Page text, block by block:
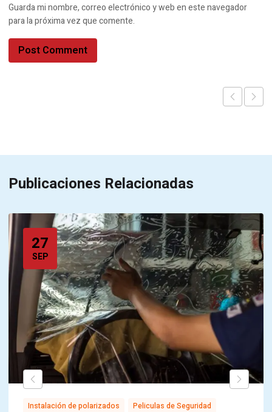
Guarda mi nombre, correo electrónico y web en este navegador
para la próxima vez que comente.
Publicaciones Relacionadas
27
SEP
Instalación de polarizados Peliculas de Seguridad